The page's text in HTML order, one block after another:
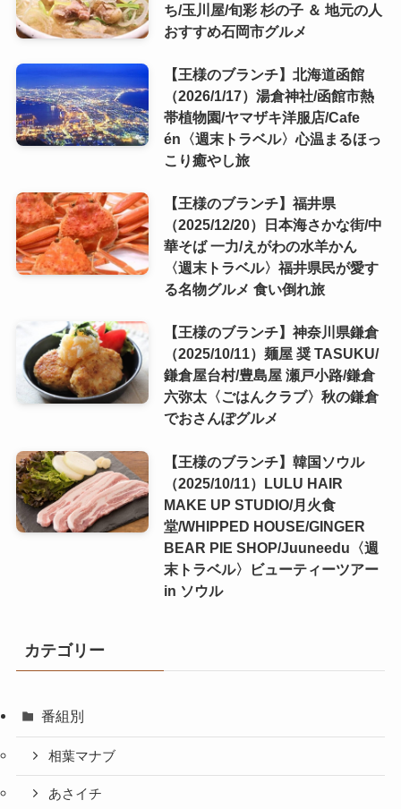
ち/玉川屋/旬彩 杉の子 ＆ 地元の人
おすすめ石岡市グルメ
【王様のブランチ】北海道函館
（2026/1/17）湯倉神社/函館市熱
帯植物園/ヤマザキ洋服店/Cafe
én〈週末トラベル〉心温まるほっ
こり癒やし旅
【王様のブランチ】福井県
（2025/12/20）日本海さかな街/中
華そば 一力/えがわの水羊かん
〈週末トラベル〉福井県民が愛す
る名物グルメ 食い倒れ旅
【王様のブランチ】神奈川県鎌倉
（2025/10/11）麺屋 奨 TASUKU/
鎌倉屋台村/豊島屋 瀬戸小路/鎌倉
六弥太〈ごはんクラブ〉秋の鎌倉
でおさんぽグルメ
【王様のブランチ】韓国ソウル
（2025/10/11）LULU HAIR
MAKE UP STUDIO/月火食
堂/WHIPPED HOUSE/GINGER
BEAR PIE SHOP/Juuneedu〈週
末トラベル〉ビューティーツアー
in ソウル
カテゴリー
番組別
相葉マナブ
あさイチ